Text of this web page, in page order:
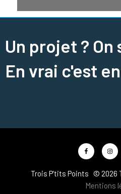
Un projet ? On
En vrai c'est
Facebook
Trois P’tits Points © 2026
Mentions